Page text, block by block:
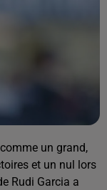
un grand,
et un nul lors
Rudi Garcia a